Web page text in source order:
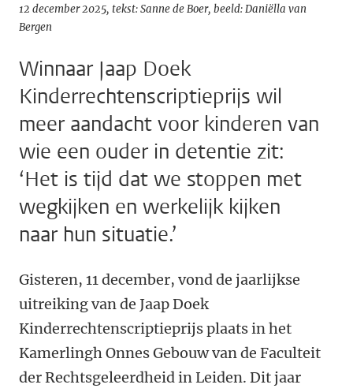
12 december 2025 tekst: Sanne de Boer beeld: Daniëlla van
Bergen
Winnaar Jaap Doek
Kinderrechtenscriptieprijs wil
meer aandacht voor kinderen van
wie een ouder in detentie zit:
‘Het is tijd dat we stoppen met
wegkijken en werkelijk kijken
naar hun situatie.’
Gisteren, 11 december, vond de jaarlijkse
uitreiking van de Jaap Doek
Kinderrechtenscriptieprijs plaats in het
Kamerlingh Onnes Gebouw van de Faculteit
der Rechtsgeleerdheid in Leiden. Dit jaar